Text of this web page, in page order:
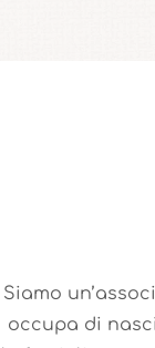
Siamo
occupa di